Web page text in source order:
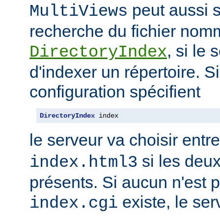
MultiViews peut aussi
recherche du fichier
DirectoryIndex, si le
d'indexer un répertoire.
configuration spécifient
DirectoryIndex index
le serveur va choisir
index.html3 si les
présents. Si aucun n'est
index.cgi existe, le